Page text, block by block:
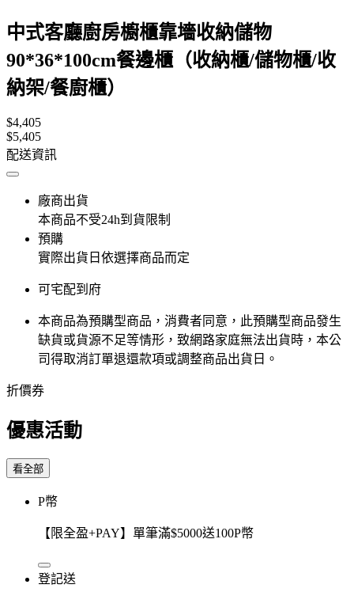
中式客廳廚房櫥櫃靠墻收納儲物
90*36*100cm餐邊櫃（收納櫃/儲物櫃/收
納架/餐廚櫃）
$4,405
$5,405
配送資訊
廠商出貨
本商品不受24h到貨限制
預購
實際出貨日依選擇商品而定
可宅配到府
本商品為預購型商品，消費者同意，此預購型商品發生
缺貨或貨源不足等情形，​致網路家庭無法出貨時，本公
司得取消訂單退還款項或調整商品出貨日。
折價券
優惠活動
看全部
P幣
【限全盈+PAY】單筆滿$5000送100P幣
登記送